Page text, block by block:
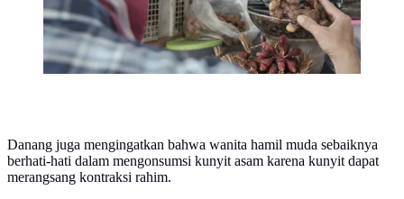
Danang juga mengingatkan bahwa wanita hamil muda sebaiknya
berhati-hati dalam mengonsumsi kunyit asam karena kunyit dapat
merangsang kontraksi rahim.